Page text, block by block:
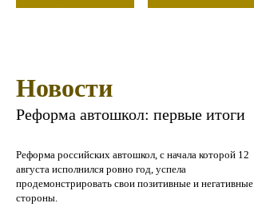
Новости
Реформа автошкол: первые итоги
Реформа российских автошкол, с начала которой 12
августа исполнился ровно год, успела
продемонстрировать свои позитивные и негативные
стороны.